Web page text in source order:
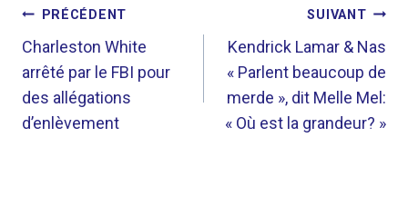
NAVIGATION
DE
L’ARTICLE
PRÉCÉDENT
Charleston White
arrêté par le FBI pour
des allégations
d’enlèvement
SUIVANT
Kendrick Lamar & Nas
« Parlent beaucoup de
merde », dit Melle Mel:
« Où est la grandeur? »